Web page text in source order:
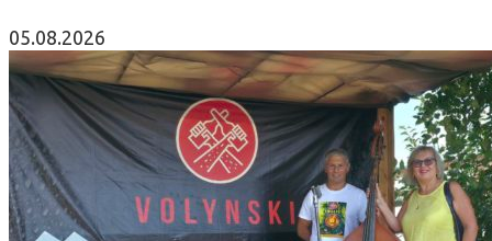
05.08.2026